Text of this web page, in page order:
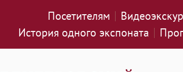
Посетителям
История одного экспоната